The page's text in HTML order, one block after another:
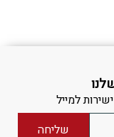
למייל